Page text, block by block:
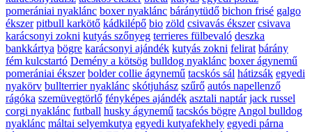
pomerániai nyaklánc boxer nyaklánc báránytüdő bichon frisé galgo
ékszer pitbull karkötő kádkilépő bio zöld csivavás ékszer csivava
karácsonyi zokni kutyás szőnyeg terrieres fülbevaló deszka
bankkártya bögre karácsonyi ajándék kutyás zokni felirat bárány
fém kulcstartó Demény a kötsög bulldog nyaklánc boxer ágynemű
pomerániai ékszer bolder collie ágynemű tacskós sál hátizsák egyedi
nyakörv bullterrier nyaklánc skótjuhász szűrő autós napellenző
rágóka szemüvegtörlő fényképes ajándék asztali naptár jack russel
corgi nyaklánc futball husky ágynemű tacskós bögre Angol bulldog
nyaklánc máltai selyemkutya egyedi kutyafekhely egyedi párna